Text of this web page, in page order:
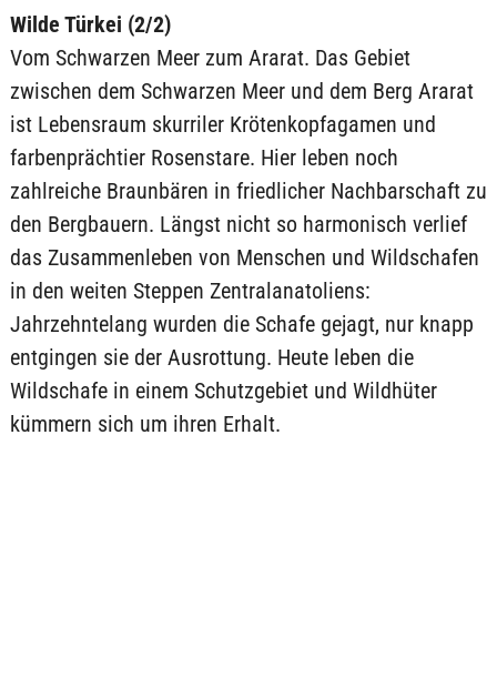
Wilde Türkei (2/2)
Vom Schwarzen Meer zum Ararat. Das Gebiet
zwischen dem Schwarzen Meer und dem Berg Ararat
ist Lebensraum skurriler Krötenkopfagamen und
farbenprächtier Rosenstare. Hier leben noch
zahlreiche Braunbären in friedlicher Nachbarschaft zu
den Bergbauern. Längst nicht so harmonisch verlief
das Zusammenleben von Menschen und Wildschafen
in den weiten Steppen Zentralanatoliens:
Jahrzehntelang wurden die Schafe gejagt, nur knapp
entgingen sie der Ausrottung. Heute leben die
Wildschafe in einem Schutzgebiet und Wildhüter
kümmern sich um ihren Erhalt.